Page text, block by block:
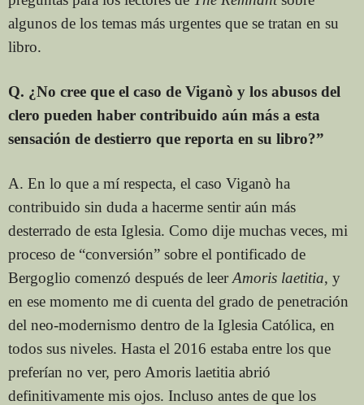
algunos de los temas más urgentes que se tratan en su
libro.
Q. ¿No cree que el caso de Viganò y los abusos del
clero pueden haber contribuido aún más a esta
sensación de destierro que reporta en su libro?”
A. En lo que a mí respecta, el caso Viganò ha
contribuido sin duda a hacerme sentir aún más
desterrado de esta Iglesia. Como dije muchas veces, mi
proceso de “conversión” sobre el pontificado de
Bergoglio comenzó después de leerAmoris laetitia, y
en ese momento me di cuenta del grado de penetración
del neo-modernismo dentro de la Iglesia Católica, en
todos sus niveles. Hasta el 2016 estaba entre los que
preferían no ver, pero Amoris laetitia abrió
definitivamente mis ojos. Incluso antes de que los